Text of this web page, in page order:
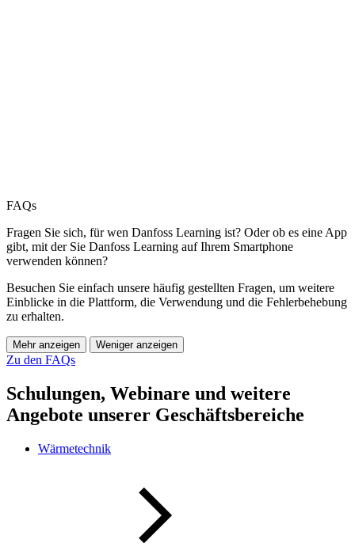
FAQs
Fragen Sie sich, für wen Danfoss Learning ist? Oder ob es eine App
gibt, mit der Sie Danfoss Learning auf Ihrem Smartphone
verwenden können?
Besuchen Sie einfach unsere häufig gestellten Fragen, um weitere
Einblicke in die Plattform, die Verwendung und die Fehlerbehebung
zu erhalten.
Mehr anzeigen Weniger anzeigen
Zu den FAQs
Schulungen, Webinare und weitere
Angebote unserer Geschäftsbereiche
Wärmetechnik